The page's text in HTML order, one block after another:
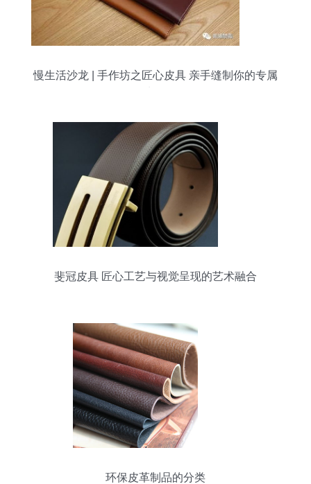
慢生活沙龙 | 手作坊之匠心皮具 亲手缝制你的专属
斐冠皮具 匠心工艺与视觉呈现的艺术融合
环保皮革制品的分类